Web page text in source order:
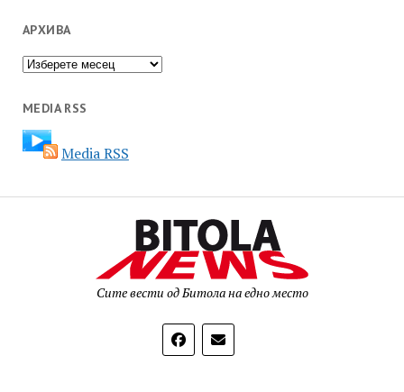
АРХИВА
Архива
MEDIA RSS
Media RSS
Сите вести од Битола на едно место